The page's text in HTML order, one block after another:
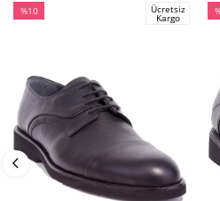
%10
Ücretsiz
Kargo